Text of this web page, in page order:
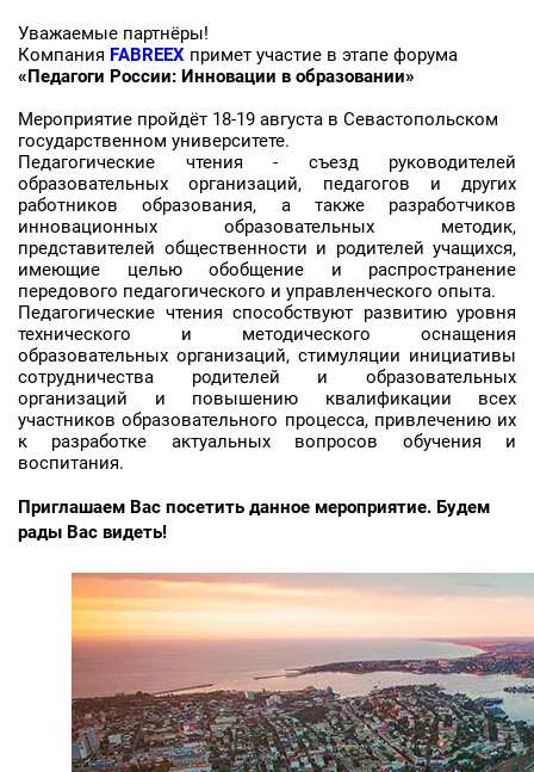
Уважаемые партнёры!
Компания FABREEX примет участие в этапе форума
«Педагоги России: Инновации в образовании»
Мероприятие пройдёт 18-19 августа в Севастопольском
государственном университете.
Педагогические чтения - съезд руководителей
образовательных организаций, педагогов и других
работников образования, а также разработчиков
инновационных образовательных методик,
представителей общественности и родителей учащихся,
имеющие целью обобщение и распространение
передового педагогического и управленческого опыта.
Педагогические чтения способствуют развитию уровня
технического и методического оснащения
образовательных организаций, стимуляции инициативы
сотрудничества родителей и образовательных
организаций и повышению квалификации всех
участников образовательного процесса, привлечению их
к разработке актуальных вопросов обучения и
воспитания.
Приглашаем Вас посетить данное мероприятие. Будем
рады Вас видеть!